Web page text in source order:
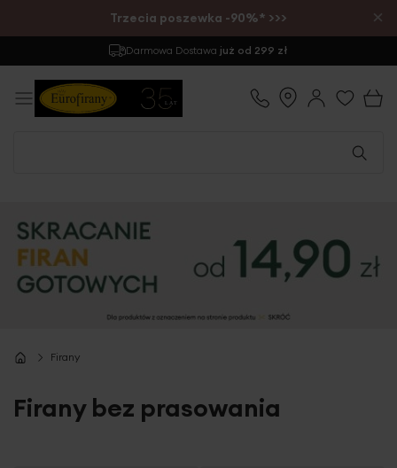
Trzecia poszewka -90%* >>> ×
Zwrotdo 30 dni
Firany
Firany bez prasowania